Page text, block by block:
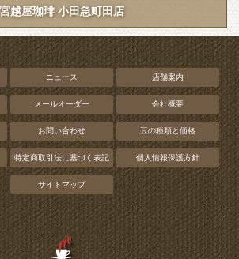
宮越屋珈琲 小田急町田店
ニュース 店舗案内
メールオーダー 会社概要
お問い合わせ 豆の種類と価格
特定商取引法に基づく表記 個人情報保護方針
サイトマップ